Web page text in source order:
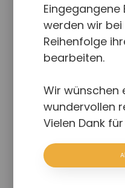
Die Sache mit
20,50€
Enthält 7% red.
zzgl.Versand
Lieferzeit: ca. 1-5
Eingegangene
werden wir bei
Reihenfolge
bearbeiten.
Wir wünschen
wundervollen
Vielen Dank